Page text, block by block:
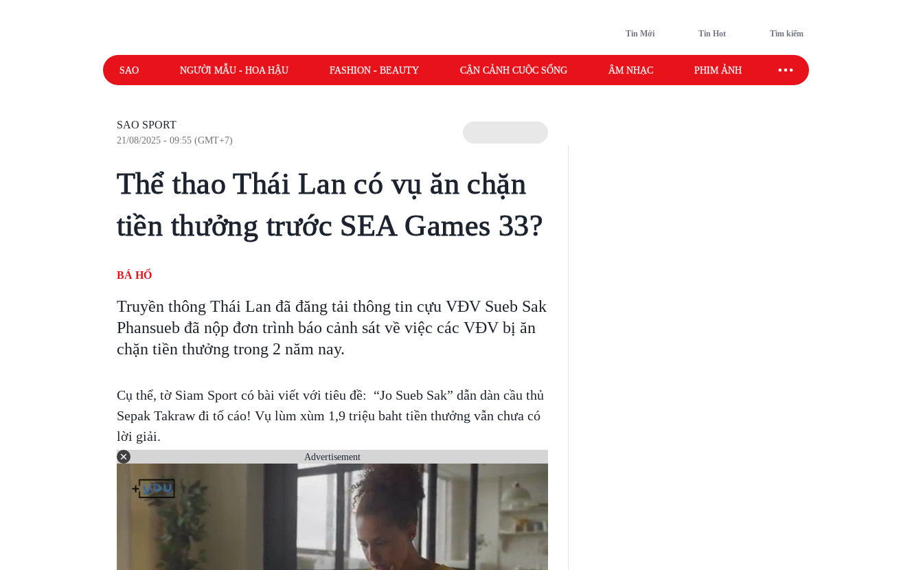
Tin Mới Tin Hot Tìm kiếm
SAO NGƯỜI MẪU - HOA HẬU FASHION - BEAUTY CẬN CẢNH CUỘC SỐNG ÂM NHẠC PHIM ẢNH SAO SPORT
SAO SPORT
21/08/2025 - 09:55 (GMT+7)
Thể thao Thái Lan có vụ ăn chặn
tiền thưởng trước SEA Games 33?
BÁ HỔ
Truyền thông Thái Lan đã đăng tải thông tin cựu VĐV Sueb Sak
Phansueb đã nộp đơn trình báo cảnh sát về việc các VĐV bị ăn
chặn tiền thưởng trong 2 năm nay.
Cụ thể, tờ Siam Sport có bài viết với tiêu đề: “Jo Sueb Sak” dẫn dàn cầu thủ
Sepak Takraw đi tố cáo! Vụ lùm xùm 1,9 triệu baht tiền thưởng vẫn chưa có
lời giải.
Advertisement